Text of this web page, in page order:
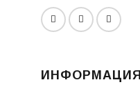
ИНФОРМАЦИЯ